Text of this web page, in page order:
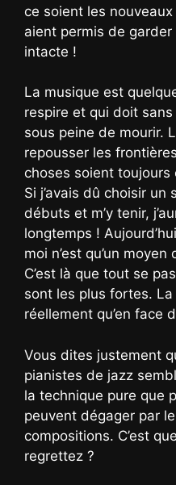
ce soient les
aient permis de
intacte !
La musique est
respire et qui doit
sous peine de mourir.
repousser les
choses soient
Si j’avais dû choisir
débuts et m’y tenir,
longtemps !
moi n’est qu’un
C’est là que tout se
sont les plus fortes. La
réellement qu’en face
Vous dites justement
pianistes de jazz
la technique pure que
peuvent dégager par
compositions. C’est
regrettez ?